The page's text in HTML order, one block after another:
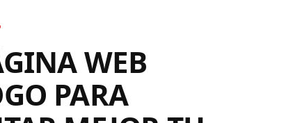
WEB
PARA